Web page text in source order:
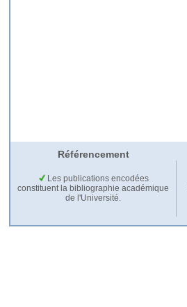
Référencement
Les publications encodées
constituent la bibliographie académique
de l'Université.